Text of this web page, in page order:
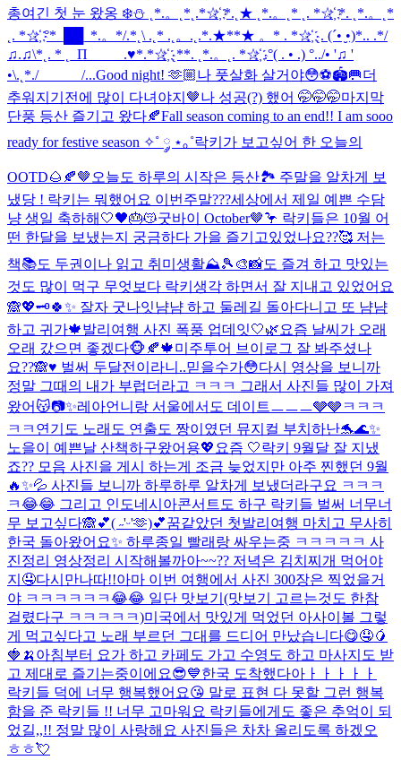
총여긴 첫 눈 왔옹 ❄️⛄️ ˛*.。˛*˛.*☆҉ *.˛★ ˛*.。˛* ˛. *☆҉ *. ˛*.。˛*
˛. *☆҉ °*_██_*.。*/.*˛\ .˛* .˛。.˛.*.★**★ 。* . *☆҉ ˛. (´• ̮•)*.. .*/
♫.♫\*˛. * ˛_Π_____.♥*.*☆҉ ˛**. ˛*.。˛. *☆҉ .°( . • .) °../• '♫ '
•\.˛*./______/...Good night! 🫶🏼나 풋살화 살거야😳⚽️🏟️🥅더
추워지기전에 많이 다녀야지🤎나 성공(?) 했어 🤭🤭🤭마지막
단풍 등산 즐기고 왔다🍂Fall season coming to an end!! I am sooo
ready for festive season ✧˚ ༘ ⋆｡˚락키가 보고싶어 한 오늘의
OOTD🌰🍂🤎 오늘도 하루의 시작은 등산🏞️ 주말을 알차게 보
냈당 ! 락키는 뭐했어요 이번주말???세상에서 제일 예쁜 수담
냥 생일 축하해🤍🖤🎂😽굿바이 October🤎🦩 락키들은 10월 어
떤 한달을 보냈는지 궁금하다 가을 즐기고있었나요??🥰 저는
책📚도 두권이나 읽고 취미생활⛰️🎾🎨📸도 즐겨 하고 맛있는
것도 많이 먹구 무엇보다 락키생각 하면서 잘 지내고 있었어요
🙈💖🗝️🍀✨ 잘자 굿나잇냠냠 하고 둘레길 돌아다니고 또 냠냠
하고 귀가🍁발리여행 사진 폭풍 업데잇🤍🌿요즘 날씨가 오래
오래 갔으면 좋겠다🐵🍂🍁미주투어 브이로그 잘 봐주셨나
요??🙈♥️ 벌써 두달전이라니..믿을수가😳다시 영상을 보니까
정말 그때의 내가 부럽더라고 ㅋㅋㅋ 그래서 사진들 많이 가져
왔어😽📷✨레아언니랑 서울에서도 데이트ㅡㅡㅡ🩶🩶ㅋㅋㅋ
ㅋㅋ 연기도 노래도 연출도 짱이였던 뮤지컬 부치하난🐬🌊✨
노을이 예쁜날 산책하구왔어용💖 요즘 🤍락키 9월달 잘 지냈
죠?? 모음 사진을 게시 하는게 조금 늦었지만 아주 찐했던 9월
🔥✨💦 사진들 보니까 하루하루 알차게 보냈더라구요 ㅋㅋㅋ
ㅋ😂😂 그리고 인도네시아콘서트도 하구 락키들 벌써 너무너
무 보고싶다🙈💕( ˶'ᵕ'🫶)💕꿈같았던 첫발리여행 마치고 무사히
한국 돌아왔어요✨ 하루종일 빨래랑 싸우는중 ㅋㅋㅋㅋㅋ 사
진정리 영상정리 시작해볼까아~~?? 저녁은 김치찌개 먹어야
지🤤다시만나따!!아마 이번 여행에서 사진 300장은 찍었을거
야 ㅋㅋㅋㅋㅋㅋ😂😂 일단 맛보기(맛보기 고르는것도 한참
걸렸다구 ㅋㅋㅋㅋㅋ)미국에서 맛있게 먹었던 아사이볼 그렇
게 먹고싶다고 노래 부르던 그대를 드디어 만났습니다😋🤤🥭
🍓🍌 아침부터 요가 하고 카페도 가고 수영도 하고 마사지도 받
고 제대로 즐기는중이에요😎💙한국 도착했다아ㅏㅏㅏㅏㅏ
락키들 덕에 너무 행복했어요😘 말로 표현 다 못할 그런 행복
함을 준 락키들 !! 너무 고마워요 락키들에게도 좋은 추억이 되
었길,,!! 정말 많이 사랑해요 사진들은 차차 올리도록 하겠오
ㅎㅎ💘